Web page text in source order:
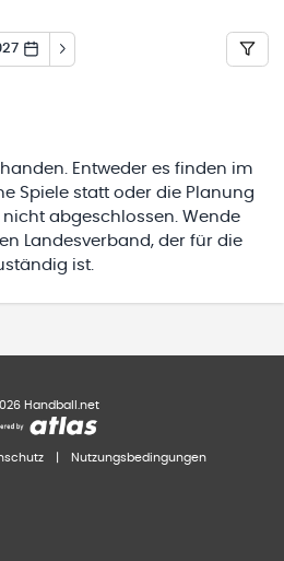
Entweder es finden im
Spiele statt oder die Planung
abgeschlossen. Wende
Landesverband, der für die
ist.
Handball.net
Nutzungsbedingungen